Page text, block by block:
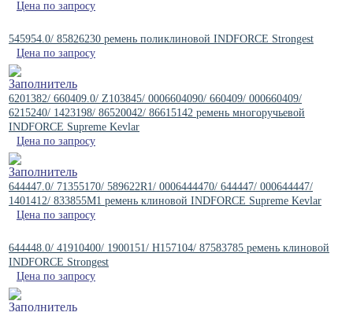
Цена по запросу
545954.0/ 85826230 ремень поликлиновой INDFORCE Strongest
Цена по запросу
6201382/ 660409.0/ Z103845/ 0006604090/ 660409/ 000660409/
6215240/ 1423198/ 86520042/ 86615142 ремень многоручьевой
INDFORCE Supreme Kevlar
Цена по запросу
644447.0/ 71355170/ 589622R1/ 0006444470/ 644447/ 000644447/
1401412/ 833855M1 ремень клиновой INDFORCE Supreme Kevlar
Цена по запросу
644448.0/ 41910400/ 1900151/ H157104/ 87583785 ремень клиновой
INDFORCE Strongest
Цена по запросу